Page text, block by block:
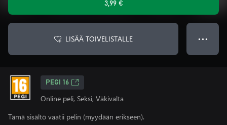
3,99 €
LISÄÄ TOIVELISTALLE ● ● ●
PEGI 16
Online peli, Seksi, Väkivalta
Tämä sisältö vaatii pelin (myydään erikseen).